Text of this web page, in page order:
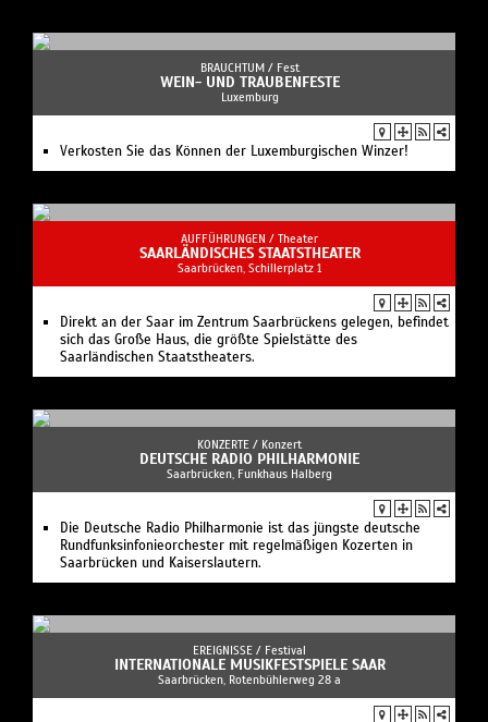
BRAUCHTUM / Fest
WEIN- UND TRAUBENFESTE
Luxemburg
Verkosten Sie das Können der Luxemburgischen Winzer!
AUFFÜHRUNGEN / Theater
SAARLÄNDISCHES STAATSTHEATER
Saarbrücken, Schillerplatz 1
Direkt an der Saar im Zentrum Saarbrückens gelegen, befindet
sich das Große Haus, die größte Spielstätte des
Saarländischen Staatstheaters.
KONZERTE / Konzert
DEUTSCHE RADIO PHILHARMONIE
Saarbrücken, Funkhaus Halberg
Die Deutsche Radio Philharmonie ist das jüngste deutsche
Rundfunksinfonieorchester mit regelmäßigen Kozerten in
Saarbrücken und Kaiserslautern.
EREIGNISSE / Festival
INTERNATIONALE MUSIKFESTSPIELE SAAR
Saarbrücken, Rotenbühlerweg 28 a